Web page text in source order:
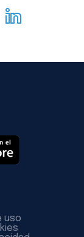
uso